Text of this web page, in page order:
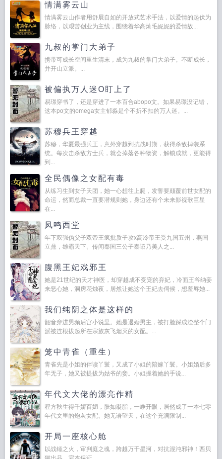
情满雾云山
情满雾云山作者用舒展自如的开放式艺术手法，以爱情的起伏为
脉络，以艰苦创业为主线，围绕着华高灿毛妮妮的爱情故...
九叔的掌门大弟子
携带可成长空间重生清末，成为九叔的掌门大弟子。不断成长，
并开山立派。...
被偏执万人迷O盯上了
易璟穿书了，还是穿进了一本百合abopo文。如果易璟没记错，
这本po文的omega女主郁淼是个不折不扣的万人迷。...
苏穆兵王穿越
苏穆，华夏最强兵王，意外穿越到抗战时期，获得杀敌掉装系
统。每次击杀敌方士兵，就会掉落各种物资，解锁成就，更能得
到...
全民偶像之女配有毒
从练习生到女子天团，她一心想往上爬，发誓要颠覆前世女配的
命运，然而总裁一直要潜规则她，身边还有个未来影视歌巨星
在...
凤鸣西堂
年下双强伪父子双帝王疯批质子攻x高冷帝王受九国五州，燕国
立鼎，雄霸天下。传闻秦国三公子秦诏乃美人之...
腹黑王妃戏邪王
她是21世纪的天才神医，却穿越成不受宠的弃妃，冷面王爷纳妾
来恶心她，洞房花烛夜，居然让她这个王妃去伺候，想羞辱她...
我们纯阴之体是这样的
韶音穿进男频后宫小说里。她是退婚男主，被打脸踩成渣整个门
派被连根拔起所在宗族灰飞烟灭的女配。...
笼中青雀（重生）
青雀先是小姐的伴读丫鬟，又成了小姐的陪嫁丫鬟。小姐婚后多
年无子，她又被提拔为姑爷的妾。小姐握着她的手说...
年代文大佬的漂亮作精
程方秋生得千娇百媚，肤如凝脂，一睁开眼，居然成了一本七零
年代文里的炮灰女配。她无语望天，在这个充满限制...
开局一座核心舱
以战锤之火，审判庭之魂，跨越万千星河，对抗混沌邪神！西贝